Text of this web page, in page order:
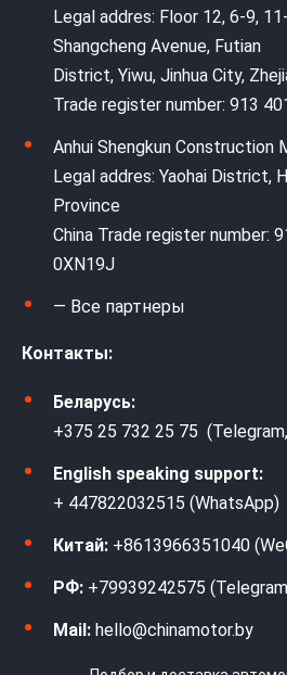
Legal addres: Floor 12, 6-9,
Shangcheng Avenue, Futian
District, Yiwu, Jinhua City,
Trade register number: 913
Anhui Shengkun Construction
Legal addres: Yaohai District,
Province
China Trade register number:
0XN19J
— Все партнеры
Контакты:
Беларусь:
+375 25 732 25 75
English speaking support:
+ 447822032515 (WhatsApp)
Китай: +8613966351040
РФ: +79939242575
Mail: hello@chinamotor.by